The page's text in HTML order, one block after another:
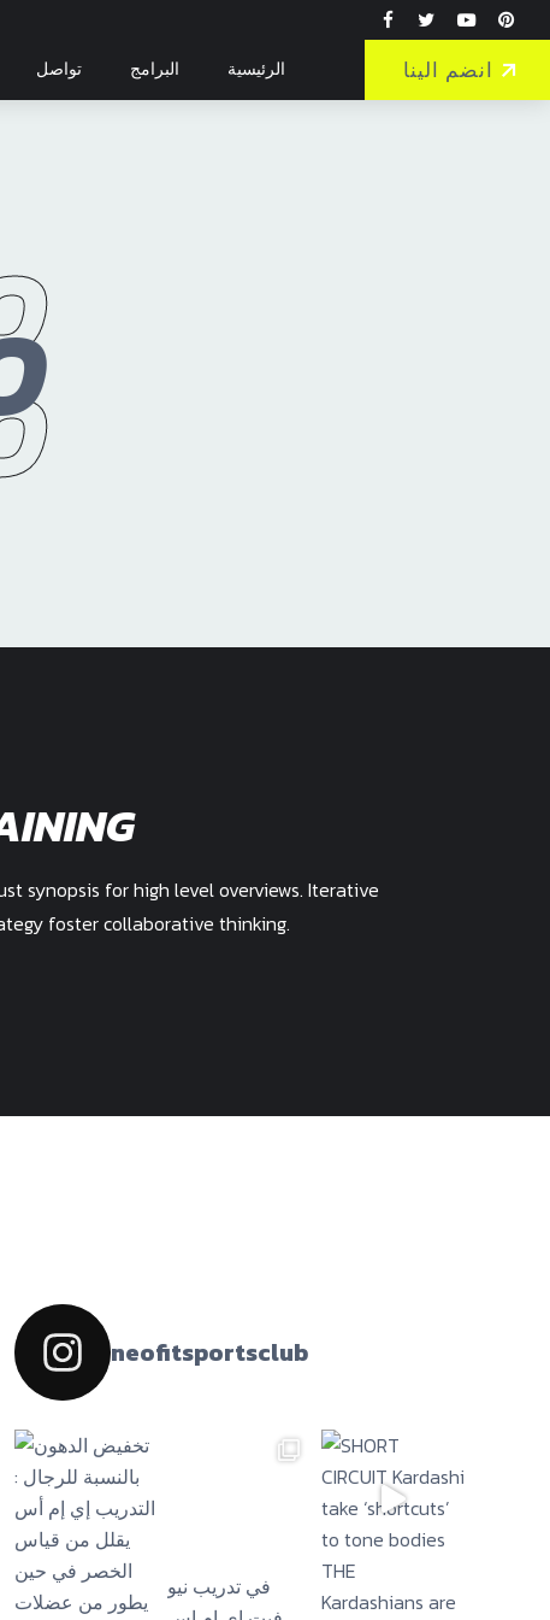
انضم الينا تواصل البرامج الرئيسية
synopsis for high level overviews. Iterative
foster collaborative thinking.
neofitsportsclub